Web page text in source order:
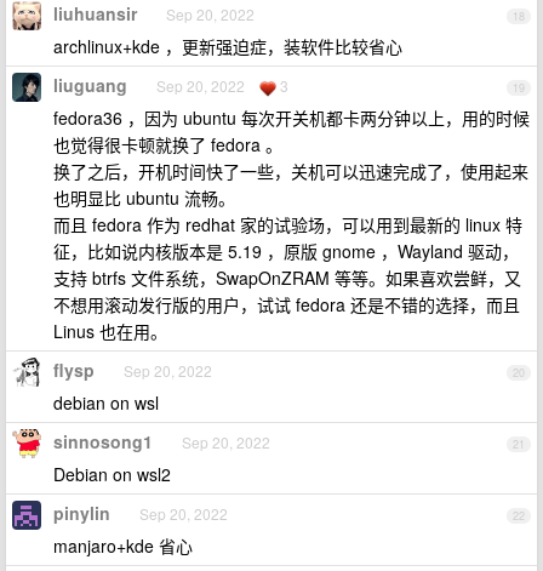
18
liuhuansir Sep 20, 2022
archlinux+kde ，更新强迫症，装软件比较省心
19
liuguang Sep 20, 2022 3
fedora36 ，因为 ubuntu 每次开关机都卡两分钟以上，用的时候
也觉得很卡顿就换了 fedora 。
换了之后，开机时间快了一些，关机可以迅速完成了，使用起来
也明显比 ubuntu 流畅。
而且 fedora 作为 redhat 家的试验场，可以用到最新的 linux 特
征，比如说内核版本是 5.19 ，原版 gnome ，Wayland 驱动，
支持 btrfs 文件系统，SwapOnZRAM 等等。如果喜欢尝鲜，又
不想用滚动发行版的用户，试试 fedora 还是不错的选择，而且
Linus 也在用。
20
flysp Sep 20, 2022
debian on wsl
21
sinnosong1 Sep 20, 2022
Debian on wsl2
22
pinylin Sep 20, 2022
manjaro+kde 省心